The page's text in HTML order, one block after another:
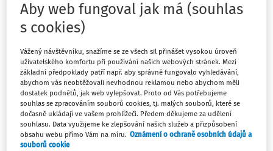
dat žáků i zaměstnanců školy. Dále je třeba ošetřit
pravidla a prostředí pro kontakt žáků s technologiemi a
vhodnou dělbu práv a povinností mezi všechny aktéry
budování školy jako bezpečného místa pro výchovu a
vzdělávání. Nabízíme inspiraci pro jednotlivé oblasti
života školy, kde je nutné u technologických rizik
preventivně stanovovat vhodná opatření a formou
interních pravidel školy informovat všechny aktéry.
Základní pravidla o používání internetu a technologií je
Aby web fungoval jak má (souhlas
s cookies)
Vážený návštěvníku, snažíme se ze všech sil přinášet vysokou úroveň
uživatelského komfortu při používání našich webových stránek. Mezi
základní předpoklady patří např. aby správně fungovalo vyhledávání,
abychom vás neobtěžovali nevhodnou reklamou nebo abychom měli
dostatek podnětů, jak web vylepšovat. Proto od Vás potřebujeme
souhlas se zpracováním souborů cookies, tj. malých souborů, které se
dočasně ukládají ve vašem prohlížeči. Předem děkujeme za udělení
souhlasu. Data využijeme ke zlepšování našich služeb a přizpůsobení
obsahu webu přímo Vám na míru. Oznámení o ochraně osobních údajů a
souborů cookie